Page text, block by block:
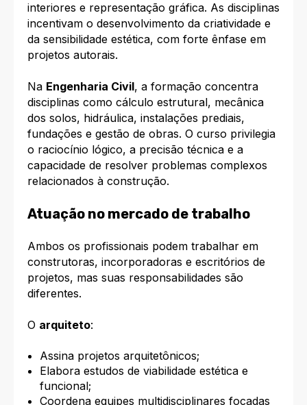
interiores e representação gráfica. As disciplinas
incentivam o desenvolvimento da criatividade e
da sensibilidade estética, com forte ênfase em
projetos autorais.
Na Engenharia Civil, a formação concentra
disciplinas como cálculo estrutural, mecânica
dos solos, hidráulica, instalações prediais,
fundações e gestão de obras. O curso privilegia
o raciocínio lógico, a precisão técnica e a
capacidade de resolver problemas complexos
relacionados à construção.
Atuação no mercado de trabalho
Ambos os profissionais podem trabalhar em
construtoras, incorporadoras e escritórios de
projetos, mas suas responsabilidades são
diferentes.
O arquiteto:
Assina projetos arquitetônicos;
Elabora estudos de viabilidade estética e
funcional;
Coordena equipes multidisciplinares focadas